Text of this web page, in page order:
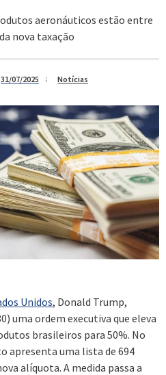
aeronáuticos estão entre
nova taxação
31/07/2025 Notícias
Unidos, Donald Trump,
uma ordem executiva que eleva
brasileiros para 50%. No
apresenta uma lista de 694
alíquota. A medida passa a